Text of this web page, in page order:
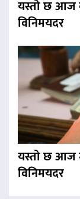
यस्तो छ आज
विनिमयदर
यस्तो छ आज
विनिमयदर